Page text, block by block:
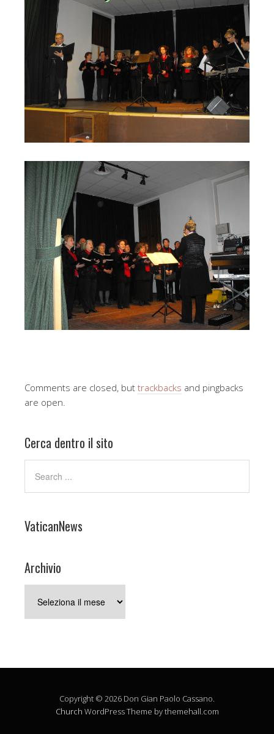
Comments are closed, but trackbacks and pingbacks
are open.
Cerca dentro il sito
VaticanNews
Archivio
Copyright © 2026 Don Gian Paolo Cassano.
Church WordPress Theme by themehall.com